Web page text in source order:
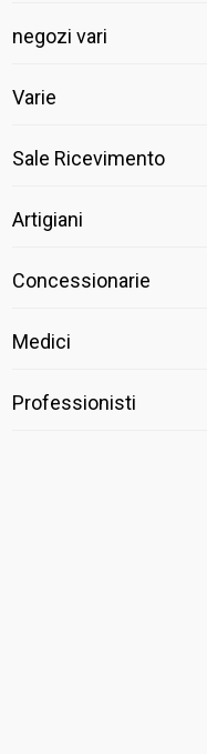
negozi vari
Varie
Sale Ricevimento
Artigiani
Concessionarie
Medici
Professionisti